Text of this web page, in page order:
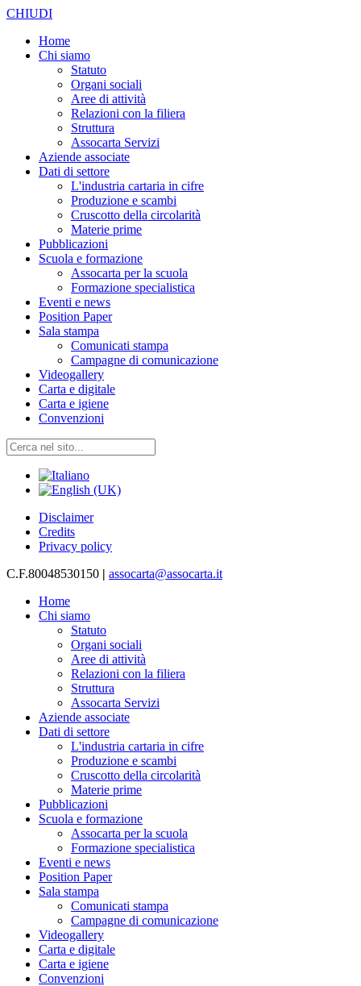
CHIUDI
Home
Chi siamo
Statuto
Organi sociali
Aree di attività
Relazioni con la filiera
Struttura
Assocarta Servizi
Aziende associate
Dati di settore
L'industria cartaria in cifre
Produzione e scambi
Cruscotto della circolarità
Materie prime
Pubblicazioni
Scuola e formazione
Assocarta per la scuola
Formazione specialistica
Eventi e news
Position Paper
Sala stampa
Comunicati stampa
Campagne di comunicazione
Videogallery
Carta e digitale
Carta e igiene
Convenzioni
Disclaimer
Credits
Privacy policy
C.F.80048530150 | assocarta@assocarta.it
Home
Chi siamo
Statuto
Organi sociali
Aree di attività
Relazioni con la filiera
Struttura
Assocarta Servizi
Aziende associate
Dati di settore
L'industria cartaria in cifre
Produzione e scambi
Cruscotto della circolarità
Materie prime
Pubblicazioni
Scuola e formazione
Assocarta per la scuola
Formazione specialistica
Eventi e news
Position Paper
Sala stampa
Comunicati stampa
Campagne di comunicazione
Videogallery
Carta e digitale
Carta e igiene
Convenzioni